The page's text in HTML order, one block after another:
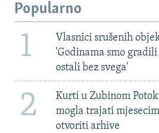
Popularno
1
Vlasnici srušenih
'Godinama smo
ostali bez svega'
2
Kurti u Zubinom
mogla trajati
otvoriti arhive